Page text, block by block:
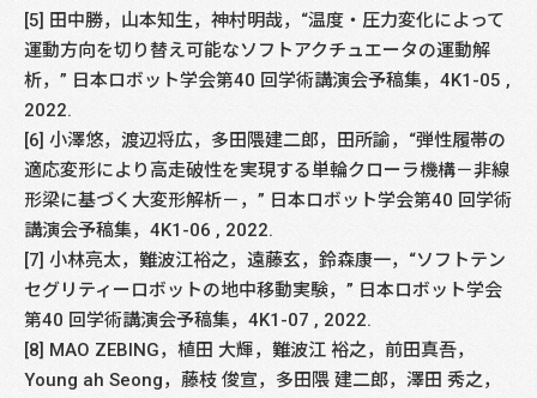
[5] 田中勝，山本知生，神村明哉，“温度・圧力変化によって
運動方向を切り替え可能なソフトアクチュエータの運動解
析，” 日本ロボット学会第40 回学術講演会予稿集，4K1-05 ,
2022.
[6] 小澤悠，渡辺将広，多田隈建二郎，田所諭，“弾性履帯の
適応変形により高走破性を実現する単輪クローラ機構－非線
形梁に基づく大変形解析－，” 日本ロボット学会第40 回学術
講演会予稿集，4K1-06 , 2022.
[7] 小林亮太，難波江裕之，遠藤玄，鈴森康一，“ソフトテン
セグリティーロボットの地中移動実験，” 日本ロボット学会
第40 回学術講演会予稿集，4K1-07 , 2022.
[8] MAO ZEBING，植田 大輝，難波江 裕之，前田真吾，
Young ah Seong，藤枝 俊宣，多田隈 建二郎，澤田 秀之，